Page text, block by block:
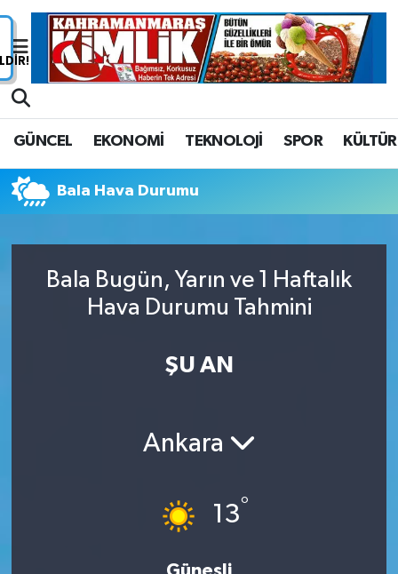
GÜNCEL EKONOMİ TEKNOLOJİ SPOR KÜLTÜR
Bala Hava Durumu
Bala Bugün, Yarın ve 1 Haftalık
Hava Durumu Tahmini
ŞU AN
Ankara
13°
Nöbetçi Eczaneler
Trafik Durumu
Süper Lig Puan Durumu ve Fikstür
Tüm Manşetler